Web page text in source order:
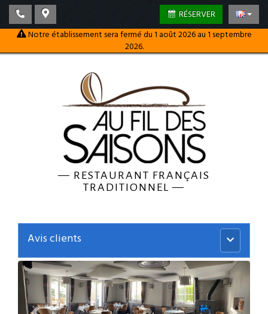
RÉSERVER
Notre établissement sera fermé du 1 août 2026 au 1 septembre
2026.
— RESTAURANT FRANÇAIS
TRADITIONNEL—
Menu
principal
Avis clients